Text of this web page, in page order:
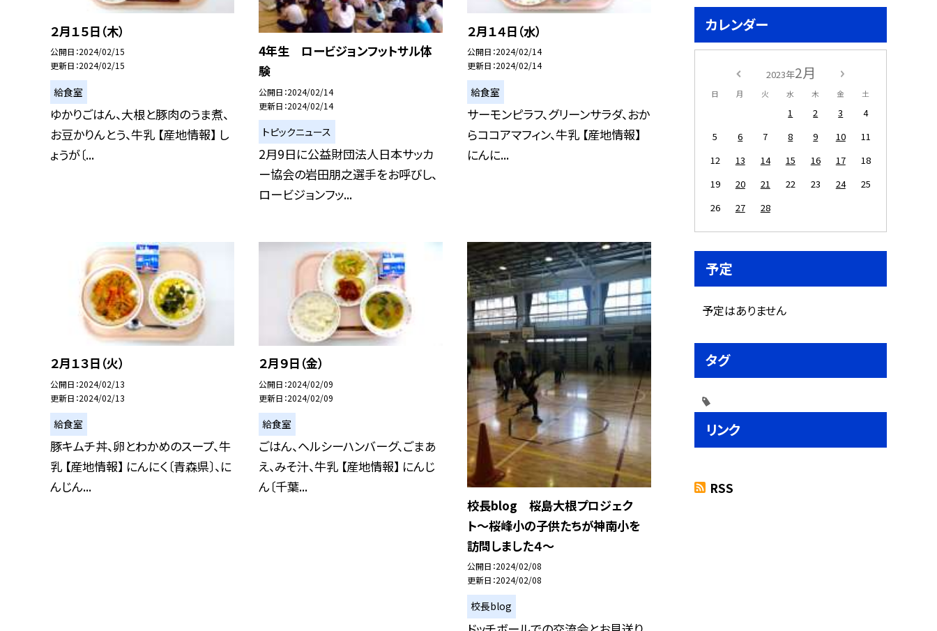
２月１５日（木）
公開日 2024/02/15
更新日 2024/02/15
給食室
ゆかりごはん、大根と豚肉のうま煮、
お豆かりんとう、牛乳 【産地情報】 し
ょうが〔...
4年生 ロービジョンフットサル体
験
公開日 2024/02/14
更新日 2024/02/14
トピックニュース
2月9日に公益財団法人日本サッカ
ー協会の岩田朋之選手をお呼びし、
ロービジョンフッ...
２月１４日（水）
公開日 2024/02/14
更新日 2024/02/14
給食室
サーモンピラフ、グリーンサラダ、おか
らココアマフィン、牛乳 【産地情報】
にんに...
２月１３日（火）
公開日 2024/02/13
更新日 2024/02/13
給食室
豚キムチ丼、卵とわかめのスープ、牛
乳 【産地情報】 にんにく〔青森県〕、に
んじん...
２月９日（金）
公開日 2024/02/09
更新日 2024/02/09
給食室
ごはん、ヘルシーハンバーグ、ごまあ
え、みそ汁、牛乳 【産地情報】 にんじ
ん〔千葉...
校長blog 桜島大根プロジェク
ト〜桜峰小の子供たちが神南小を
訪問しました４〜
公開日 2024/02/08
更新日 2024/02/08
校長blog
カレンダー
2023年2月
日 月 火 水 木 金 土
1 2 3
4
5
6 7 8 9 10
11
12
13 14 15 16 17
18
19
20 21 22 23 24
25
26
27 28
予定
予定はありません
タグ
リンク
RSS